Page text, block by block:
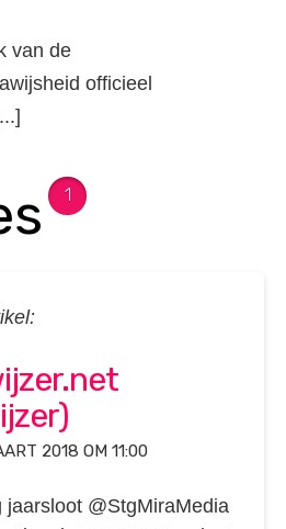
van de
officieel
1
2018 OM 11:00
jaarsloot @StgMiraMedia